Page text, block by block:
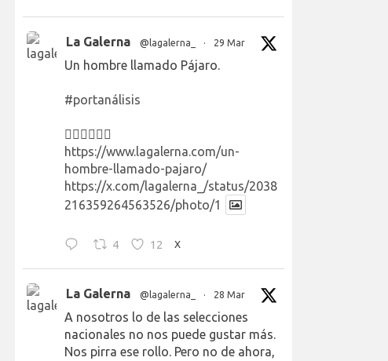
La Galerna @lagalerna_ · 29 Mar
Un hombre llamado Pájaro.
#portanálisis
👉🏻👉🏻👉🏻
https://www.lagalerna.com/un-
hombre-llamado-pajaro/
https://x.com/lagalerna_/status/2038
216359264563526/photo/1
4 12 X
La Galerna @lagalerna_ · 28 Mar
A nosotros lo de las selecciones
nacionales no nos puede gustar más.
Nos pirra ese rollo. Pero no de ahora,